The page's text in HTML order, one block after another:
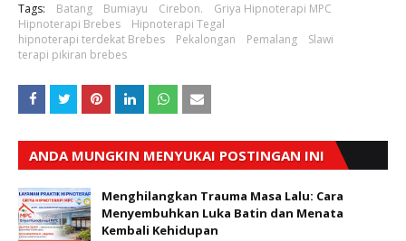
Tags: Batang Bumiayu Cirebon.
Griya Hipnoterapi MPC
Hipnoterapi Brebes
Hipnoterapi Tegal
hipnoterapi terdekat Brebes
Pekalongan Pemalang
Slawi
terapi pikiran brebes
ANDA MUNGKIN MENYUKAI POSTINGAN INI
Menghilangkan Trauma Masa Lalu: Cara
Menyembuhkan Luka Batin dan Menata
Kembali Kehidupan